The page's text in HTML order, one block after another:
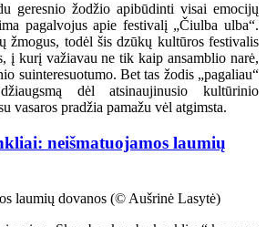
geresnio žodžio apibūdinti visai emocijų
pagalvojus apie festivalį „Čiulba ulba“.
žmogus, todėl šis dzūkų kultūros festivalis
į kurį važiavau ne tik kaip ansamblio narė,
suinteresuotumo. Bet tas žodis „pagaliau“
dėl atsinaujinusio kultūrinio
vasaros pradžia pamažu vėl atgimsta.
neišmatuojamos laumių